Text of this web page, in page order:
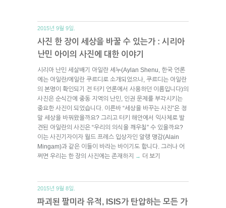
2015년 9월 9일.
사진 한 장이 세상을 바꿀 수 있는가 : 시리아
난민 아이의 사진에 대한 이야기
시리아 난민 세살배기 아일란 셰누(Aylan Shenu, 한국 언론
에는 아일란/에일란 쿠르디로 소개되었으나, 쿠르디는 아일란
의 본명이 확인되기 전 터키 언론에서 사용하던 이름입니다)의
사진은 순식간에 중동 지역의 난민, 인권 문제를 부각시키는
중요한 사진이 되었습니다. 이른바 “세상을 바꾸는 사진”은 정
말 세상을 바꿔왔을까요? 그리고 터키 해안에서 익사체로 발
견된 아일란의 사진은 “우리의 의식을 깨우칠” 수 있을까요?
이는 사진기자이자 월드 프레스 입상자인 알랭 맹감(Alain
Mingam)과 같은 이들이 바라는 바이기도 합니다. 그러나 어
쩌면 우리는 한 장의 사진에는 존재하지
→ 더 보기
2015년 9월 8일.
파괴된 팔미라 유적, ISIS가 탄압하는 모든 가